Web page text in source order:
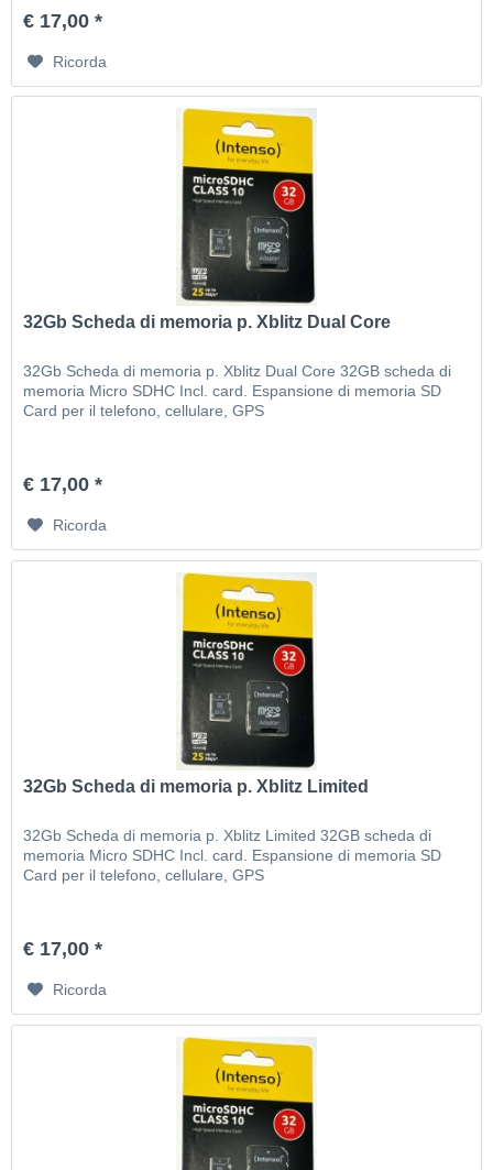
€ 17,00 *
Ricorda
32Gb Scheda di memoria p. Xblitz Dual Core
32Gb Scheda di memoria p. Xblitz Dual Core 32GB scheda di
memoria Micro SDHC Incl. card. Espansione di memoria SD
Card per il telefono, cellulare, GPS
€ 17,00 *
Ricorda
32Gb Scheda di memoria p. Xblitz Limited
32Gb Scheda di memoria p. Xblitz Limited 32GB scheda di
memoria Micro SDHC Incl. card. Espansione di memoria SD
Card per il telefono, cellulare, GPS
€ 17,00 *
Ricorda